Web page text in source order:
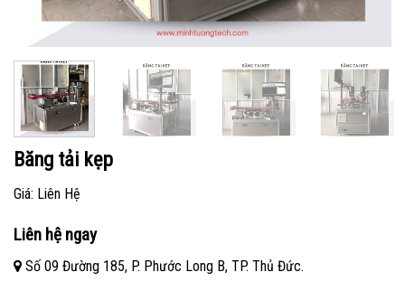
Băng tải kẹp
Giá: Liên Hệ
Liên hệ ngay
Số 09 Đường 185, P. Phước Long B, TP. Thủ Đức.